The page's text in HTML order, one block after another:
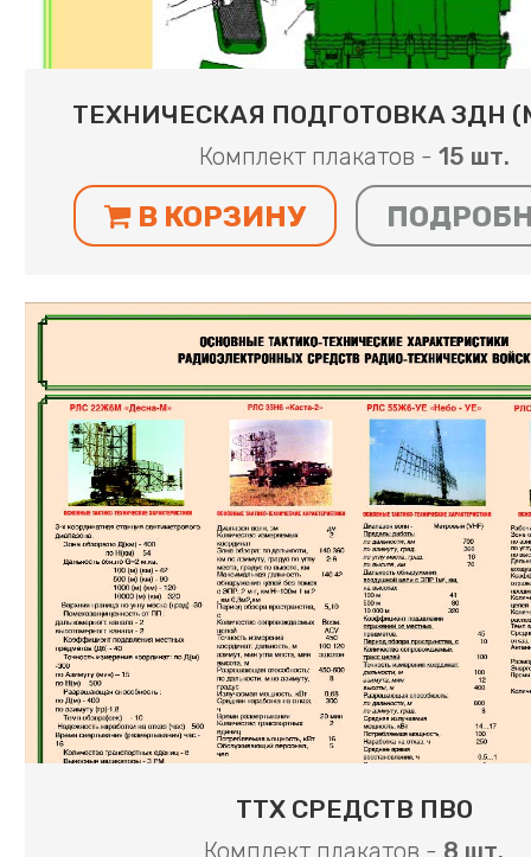
ТЕХНИЧЕСКАЯ ПОДГОТОВКА ЗДН
Комплект плакатов - 15 шт.
В КОРЗИНУ
ТТХ СРЕДСТВ ПВО
Комплект плакатов - 8 шт.